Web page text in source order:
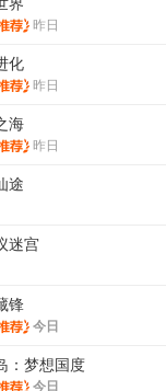
昨日
化
昨日
海
昨日
途
迷宫
锋
今日
：梦想国度
今日